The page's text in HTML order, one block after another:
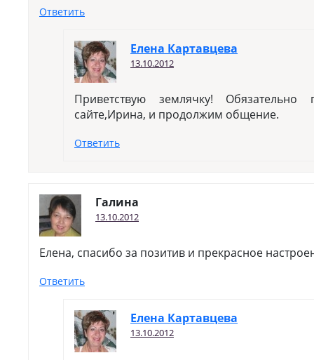
Ответить
Елена Картавцева
13.10.2012
Приветствую землячку!
сайте,Ирина, и продолжим общение.
Ответить
Галина
13.10.2012
Елена, спасибо за позитив и прекрасное
Ответить
Елена Картавцева
13.10.2012